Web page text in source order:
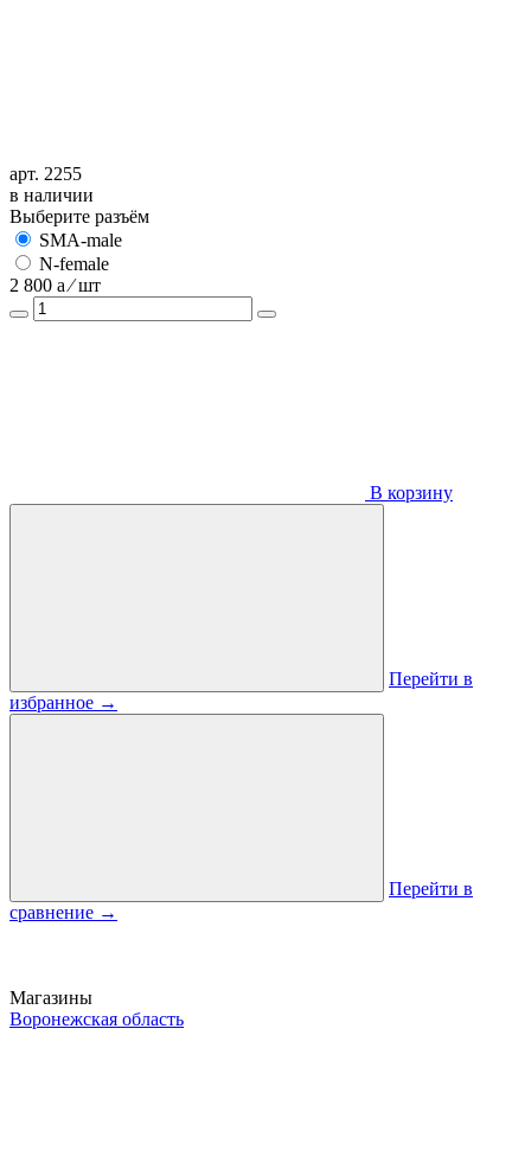
арт. 2255
в наличии
Выберите разъём
SMA-male
N-female
2 800 a ⁄ шт
В корзину
Перейти в
избранное →
Перейти в
сравнение →
Магазины
Воронежская область